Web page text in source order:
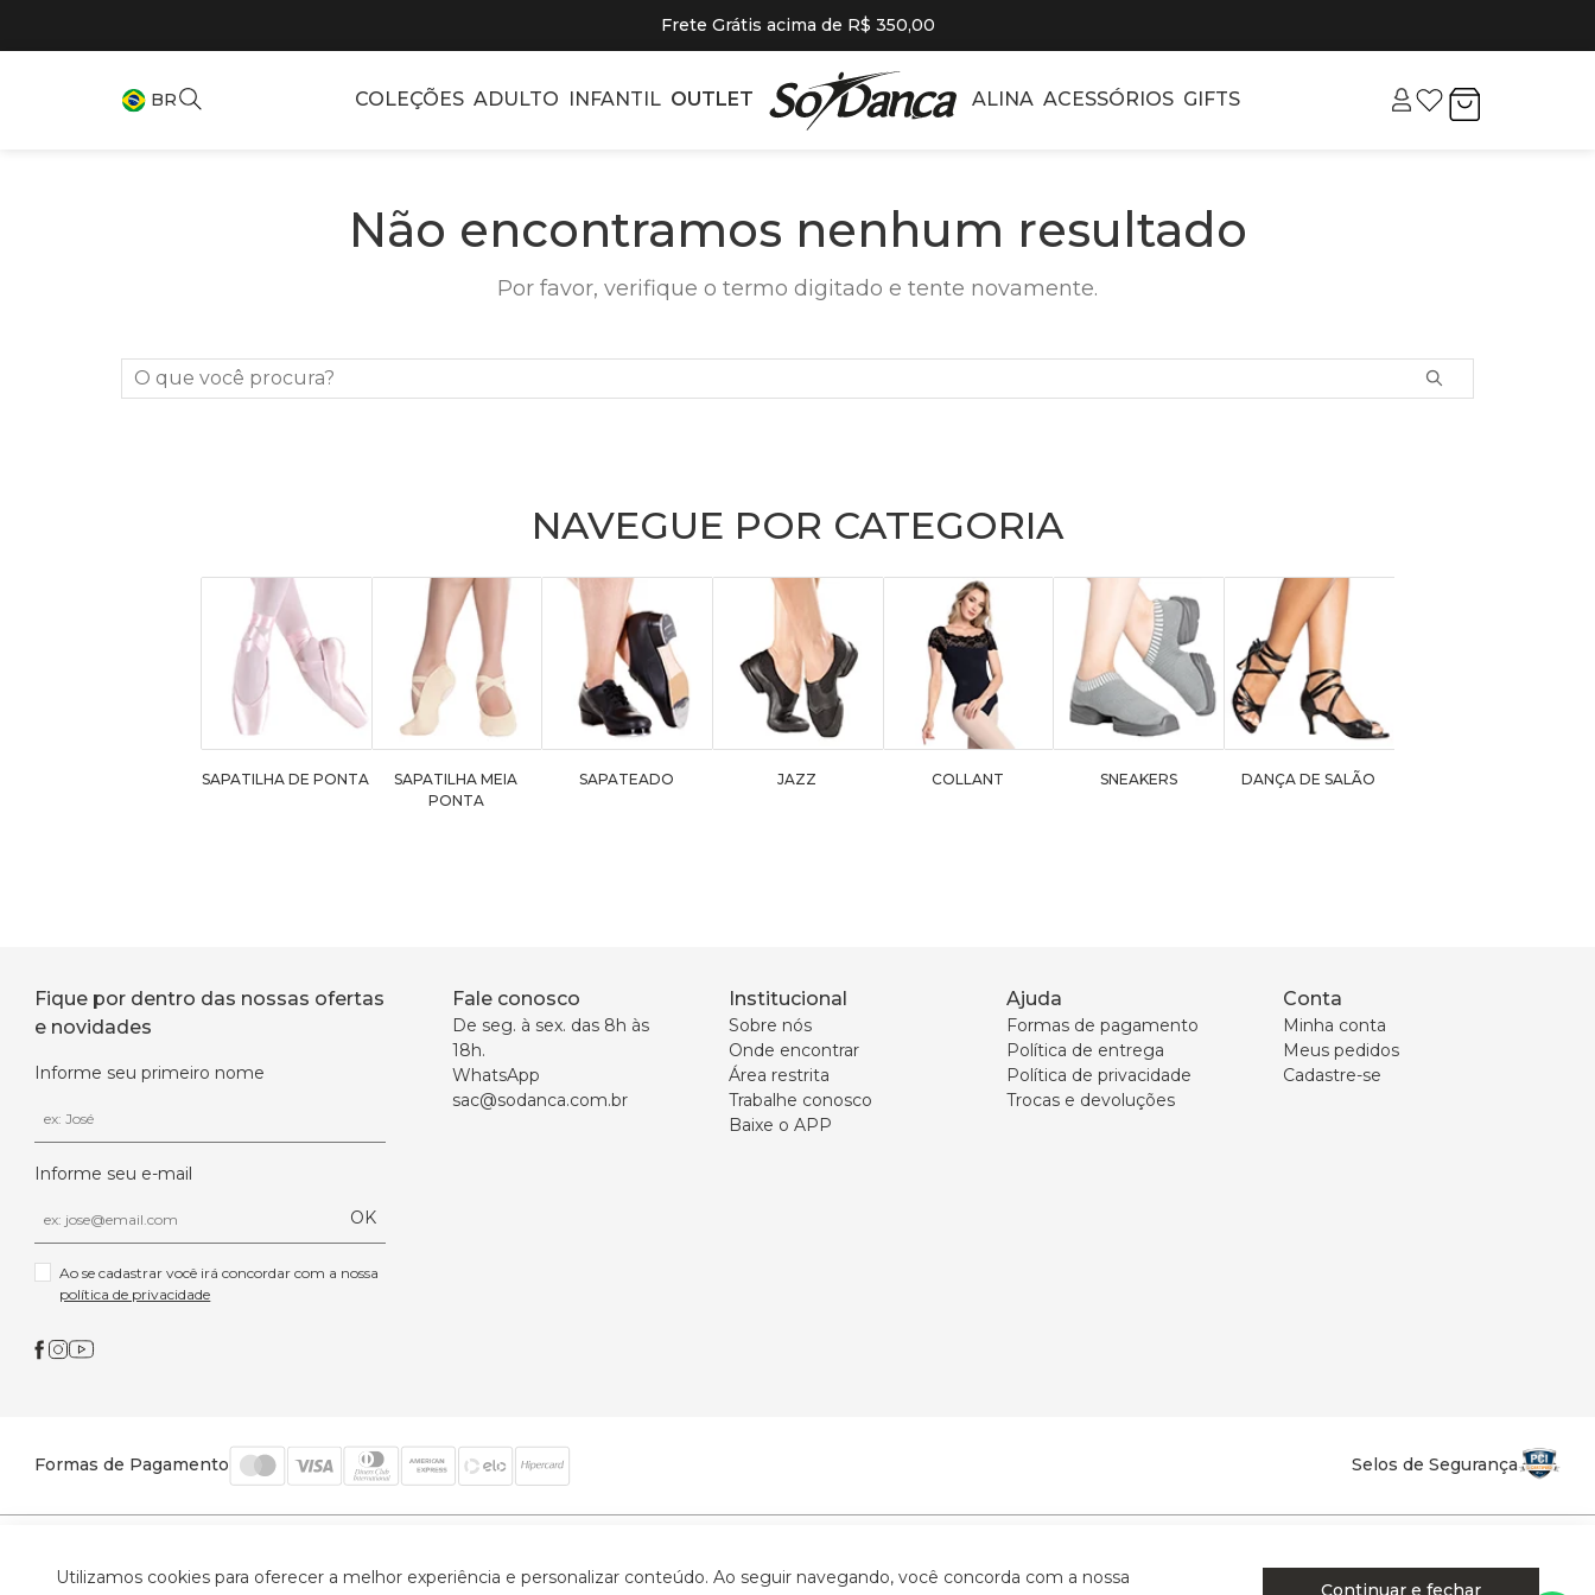
Frete Grátis acima de R$ 350,00
BR COLEÇÕES ADULTO INFANTIL OUTLET ALINA ACESSÓRIOS GIFTS
Não encontramos nenhum resultado
Por favor, verifique o termo digitado e tente novamente.
O que você procura?
NAVEGUE POR CATEGORIA
SAPATILHA DE PONTA
SAPATILHA MEIA
PONTA
SAPATEADO JAZZ COLLANT SNEAKERS DANÇA DE SALÃO
Fique por dentro das nossas ofertas
e novidades
Informe seu primeiro nome
Informe seu e-mail
OK
política de privacidade
Fale conosco
De seg. à sex. das 8h às
18h.
WhatsApp
sac@sodanca.com.br
Institucional
Sobre nós
Onde encontrar
Área restrita
Trabalhe conosco
Baixe o APP
Ajuda
Formas de pagamento
Política de entrega
Política de privacidade
Trocas e devoluções
Conta
Minha conta
Meus pedidos
Cadastre-se
Formas de Pagamento Selos de Segurança
Utilizamos cookies para oferecer a melhor experiência e personalizar conteúdo. Ao seguir navegando, você concorda com a nossa
Continuar e fechar